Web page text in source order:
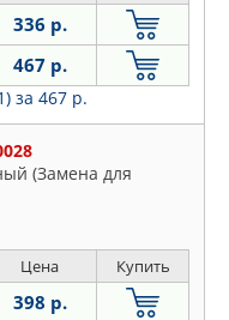
336 р.
467 р.
за 467 р.
(Замена для
Цена Купить
398 р.